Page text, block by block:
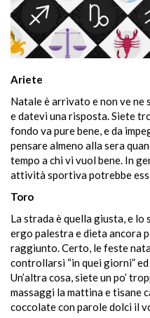
Ariete
Natale è arrivato e non ve ne
e datevi una risposta. Siete
fondo va pure bene, e da
pensare almeno alla sera
tempo a chi vi vuol bene. In
attività sportiva potrebbe
Toro
La strada è quella giusta, e
ergo palestra e dieta ancora
raggiunto. Certo, le feste
controllarsi “in quei giorni”
Un’altra cosa, siete un po’
massaggi la mattina e tisane
coccolate con parole dolci il